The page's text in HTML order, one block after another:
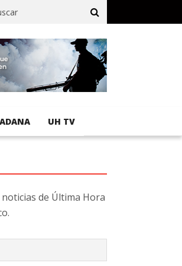
en obras de terracería
UH TV
de Última Hora